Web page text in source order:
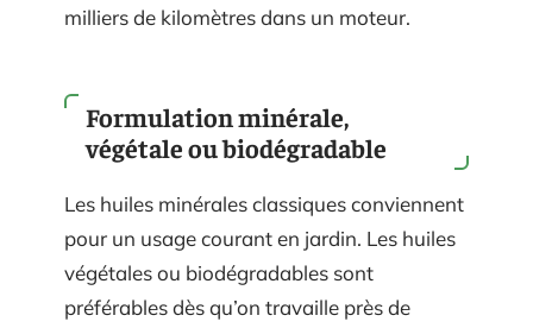
milliers de kilomètres dans un moteur.
Formulation minérale,
végétale ou biodégradable
Les huiles minérales classiques conviennent
pour un usage courant en jardin. Les huiles
végétales ou biodégradables sont
préférables dès qu’on travaille près de